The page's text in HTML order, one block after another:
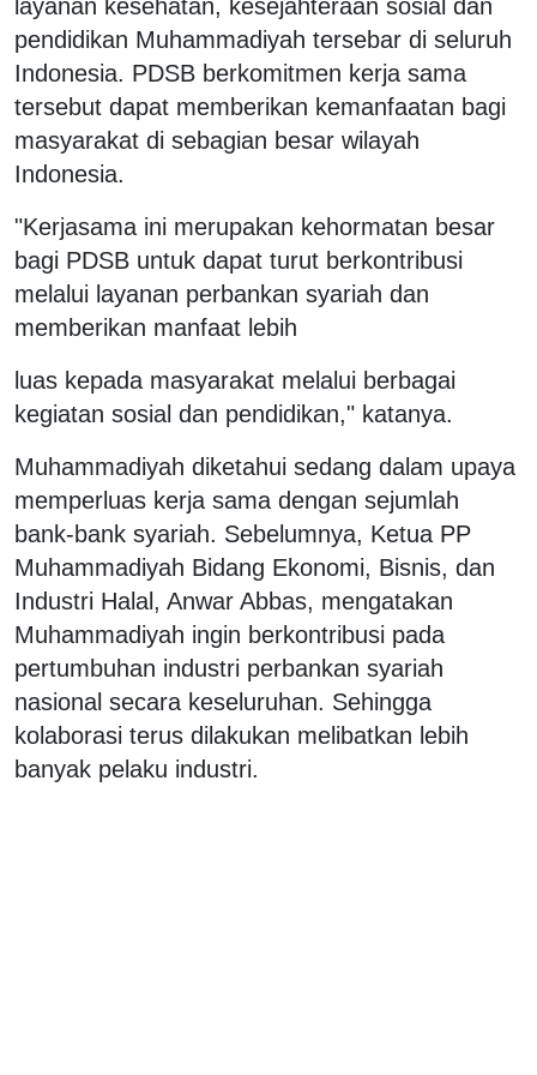
layanan kesehatan, kesejahteraan sosial dan
pendidikan Muhammadiyah tersebar di seluruh
Indonesia. PDSB berkomitmen kerja sama
tersebut dapat memberikan kemanfaatan bagi
masyarakat di sebagian besar wilayah
Indonesia.
"Kerjasama ini merupakan kehormatan besar
bagi PDSB untuk dapat turut berkontribusi
melalui layanan perbankan syariah dan
memberikan manfaat lebih
luas kepada masyarakat melalui berbagai
kegiatan sosial dan pendidikan," katanya.
Muhammadiyah diketahui sedang dalam upaya
memperluas kerja sama dengan sejumlah
bank-bank syariah. Sebelumnya, Ketua PP
Muhammadiyah Bidang Ekonomi, Bisnis, dan
Industri Halal, Anwar Abbas, mengatakan
Muhammadiyah ingin berkontribusi pada
pertumbuhan industri perbankan syariah
nasional secara keseluruhan. Sehingga
kolaborasi terus dilakukan melibatkan lebih
banyak pelaku industri.